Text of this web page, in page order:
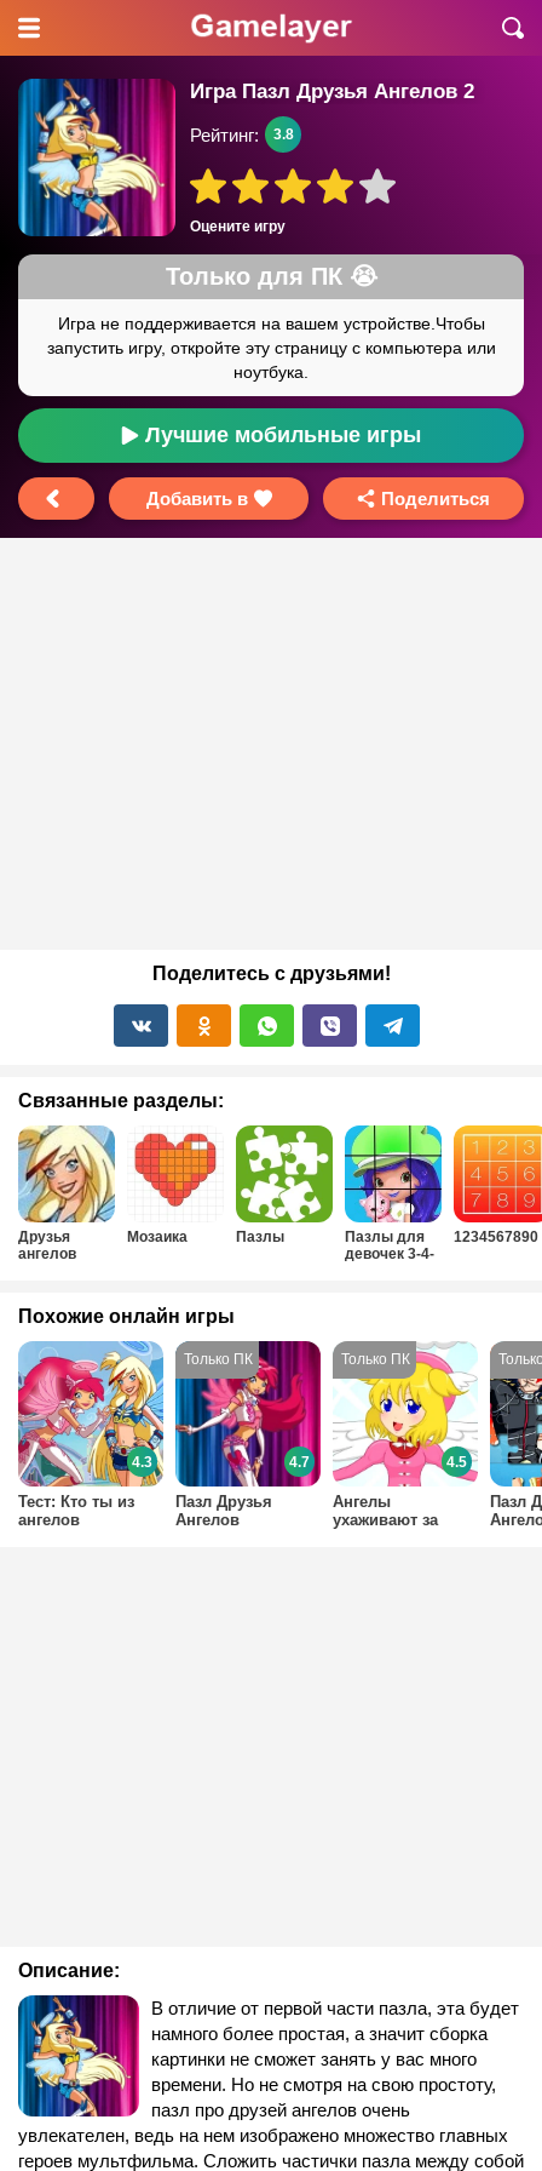
Игра Пазл Друзья Ангелов 2
Оцените игру
Рейтинг: 3.8
Лучшие мобильные игры
Добавить в Поделиться
Поделитесь с друзьями!
Связанные разделы:
Друзья
ангелов
Мозаика Пазлы
Пазлы для
девочек 3-4-
1234567890
Описание:
В отличие от первой части пазла, эта будет
намного более простая, а значит сборка
картинки не сможет занять у вас много
времени. Но не смотря на свою простоту,
пазл про друзей ангелов очень
увлекателен, ведь на нем изображено множество главных
героев мультфильма. Сложить частички пазла между собой
Похожие онлайн игры
Пазл Друзья
Ангелов
4.7
Ангелы
ухаживают за
4.5
Тест: Кто ты из
ангелов
4.3
Пазл